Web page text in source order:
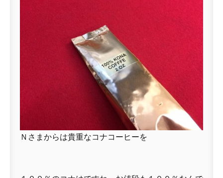
Ｎさまからは貴重なコナコーヒーを